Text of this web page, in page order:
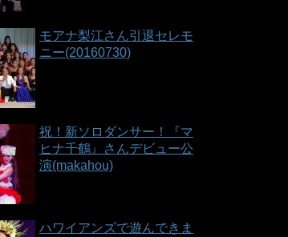
モアナ梨江さん引退セレモ
ニー(20160730)
祝！新ソロダンサー！『マ
ヒナ千鶴』さんデビュー公
演(makahou)
ハワイアンズで遊んできま